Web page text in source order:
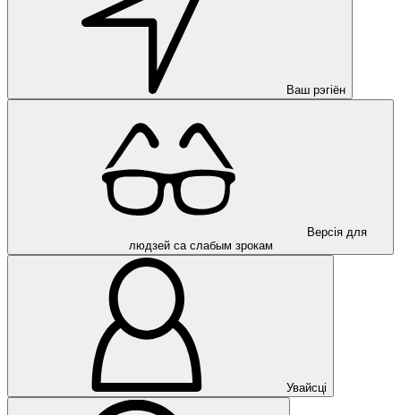
Ваш рэгіён
Версія для
людзей са слабым зрокам
Увайсці